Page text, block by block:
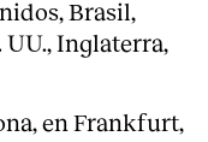
Brasil,
UU., Inglaterra,
en Frankfurt,